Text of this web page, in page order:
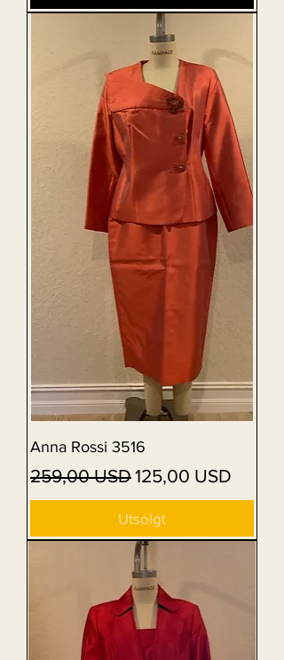
Anna Rossi 3516
Vanlig pris
259,00 USDSalgspris
125,00 USD
Utsolgt